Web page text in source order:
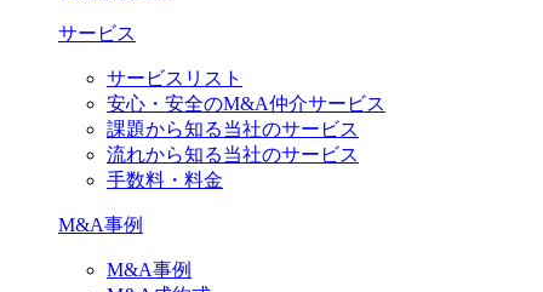
サービス
サービスリスト
安心・安全のM&A仲介サービス
課題から知る当社のサービス
流れから知る当社のサービス
手数料・料金
M&A事例
M&A事例